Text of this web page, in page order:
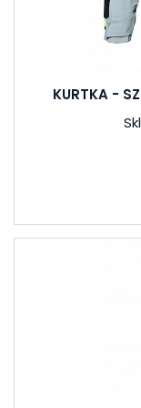
KURTKA -